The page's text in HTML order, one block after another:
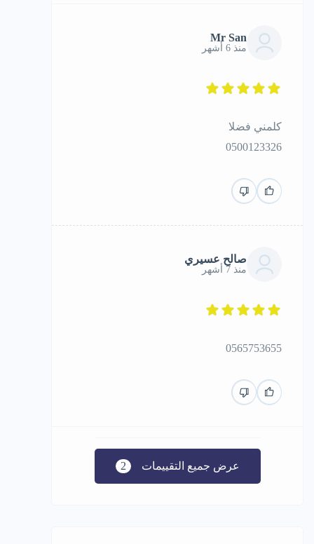
Mr San
منذ 6 أشهر
كلمني فضلا
0500123326
‏صالح عسيري
منذ 7 أشهر
0565753655
عرض جميع التقييمات 2